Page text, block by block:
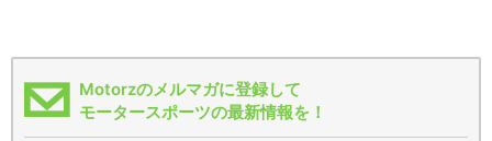
Motorzのメルマガに登録して
モータースポーツの最新情報を！